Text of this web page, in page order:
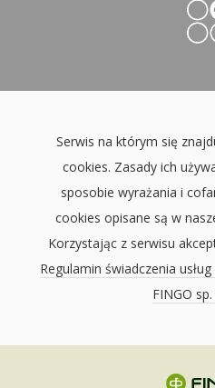
Serwis na którym się
cookies. Zasady ich
sposobie wyrażania i
cookies opisane są w
Korzystając z serwisu
Regulamin świadczenia
FINGO